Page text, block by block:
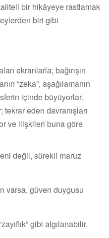
bir hikâyeye rastlamak
biri gibi
ekranlarla; bağırışın
“zeka”, aşağılamanın
içinde büyüyorlar.
eden davranışları
ve ilişkileri buna göre
değil, sürekli maruz
varsa, güven duygusu
gibi algılanabilir.